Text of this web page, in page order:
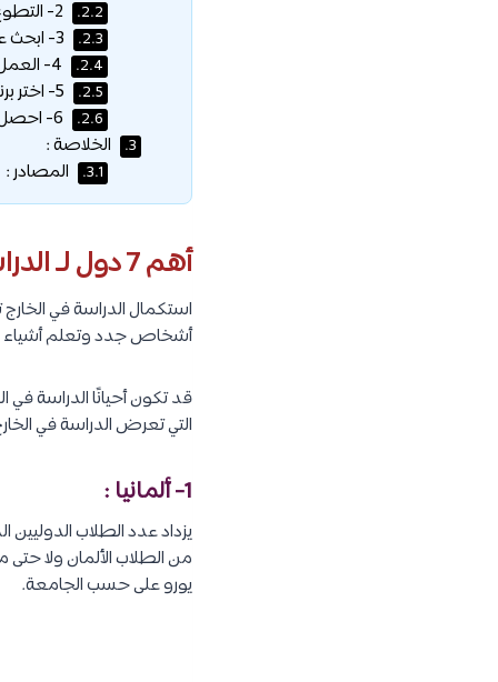
2.2.
2.3.
2.4.
2.5.
2.6.
3. الخلاصة :
3.1. المصادر :
أهم 7 دول لـ الدراسة في الخارج مجانا :
استكمال الدراسة في الخارج
أشخاص جدد وتعلم أشياء
قد تكون أحيانًا الدراسة
التي تعرض الدراسة في
1- ألمانيا :
يزداد عدد الطلاب
يورو على حسب الجامعة.